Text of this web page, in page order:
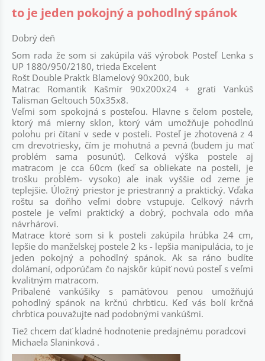
to je jeden pokojný a pohodlný spánok
Dobrý deň
Som rada že som si zakúpila váš výrobok Posteľ Lenka s
UP 1880/950/2180, trieda Excelent
Rošt Double Praktk Blamelový 90x200, buk
Matrac Romantik Kašmír 90x200x24 + grati Vankúš
Talisman Geltouch 50x35x8.
Veľmi som spokojná s posteľou. Hlavne s čelom postele,
ktorý má mierny sklon, ktorý vám umožňuje pohodlnú
polohu pri čítaní v sede v posteli. Posteľ je zhotovená z 4
cm drevotriesky, čím je mohutná a pevná (budem ju mať
problém sama posunúť). Celková výška postele aj
matracom je cca 60cm (keď sa obliekate na posteli, je
trošku problém- vysoko) ale inak vyššie od zeme je
teplejšie. Úložný priestor je priestranný a praktický. Vďaka
roštu sa doňho veľmi dobre vstupuje. Celkový návrh
postele je veľmi praktický a dobrý, pochvala odo mňa
návrhárovi.
Matrace ktoré som si k posteli zakúpila hrúbka 24 cm,
lepšie do manželskej postele 2 ks - lepšia manipulácia, to je
jeden pokojný a pohodlný spánok. Ak sa ráno budíte
dolámaní, odporúčam čo najskôr kúpiť novú posteľ s veľmi
kvalitným matracom.
Pribalené vankúšiky s pamäťovou penou umožňujú
pohodlný spánok na krčnú chrbticu. Keď vás bolí krčná
chrbtica pouvažujte nad podobnými vankúšmi.
Tiež chcem dať kladné hodnotenie predajnému poradcovi
Michaela Slaninková .